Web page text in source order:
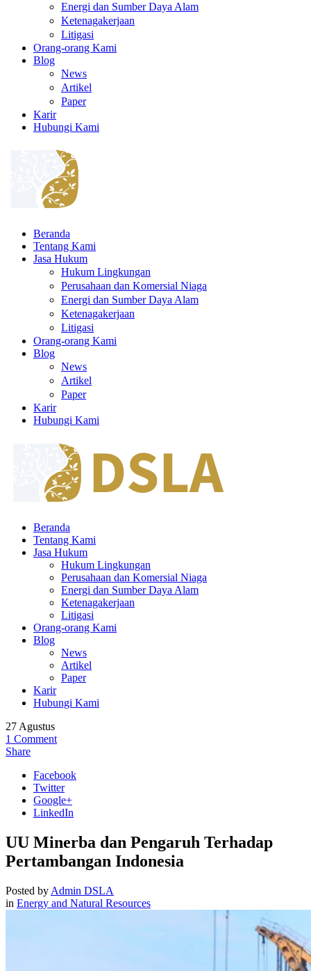
Energi dan Sumber Daya Alam
Ketenagakerjaan
Litigasi
Orang-orang Kami
Blog
News
Artikel
Paper
Karir
Hubungi Kami
Beranda
Tentang Kami
Jasa Hukum
Hukum Lingkungan
Perusahaan dan Komersial Niaga
Energi dan Sumber Daya Alam
Ketenagakerjaan
Litigasi
Orang-orang Kami
Blog
News
Artikel
Paper
Karir
Hubungi Kami
Beranda
Tentang Kami
Jasa Hukum
Hukum Lingkungan
Perusahaan dan Komersial Niaga
Energi dan Sumber Daya Alam
Ketenagakerjaan
Litigasi
Orang-orang Kami
Blog
News
Artikel
Paper
Karir
Hubungi Kami
27 Agustus
1 Comment
Share
Facebook
Twitter
Google+
LinkedIn
UU Minerba dan Pengaruh Terhadap
Pertambangan Indonesia
Posted by Admin DSLA
in Energy and Natural Resources